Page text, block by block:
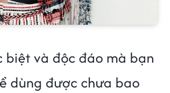
biệt và độc đáo mà bạn
dùng được chưa bao